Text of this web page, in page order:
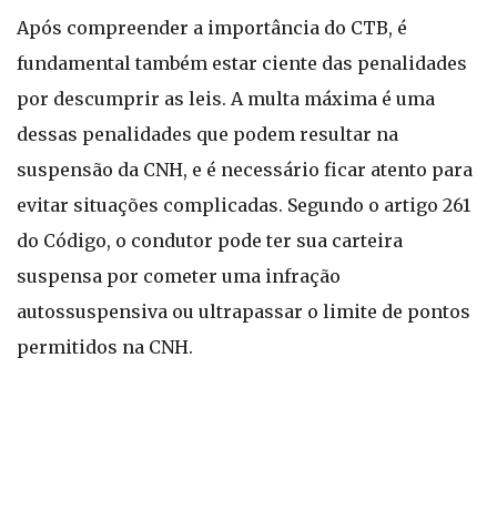
Após compreender a importância do CTB, é
fundamental também estar ciente das penalidades
por descumprir as leis. A multa máxima é uma
dessas penalidades que podem resultar na
suspensão da CNH, e é necessário ficar atento para
evitar situações complicadas. Segundo o artigo 261
do Código, o condutor pode ter sua carteira
suspensa por cometer uma infração
autossuspensiva ou ultrapassar o limite de pontos
permitidos na CNH.